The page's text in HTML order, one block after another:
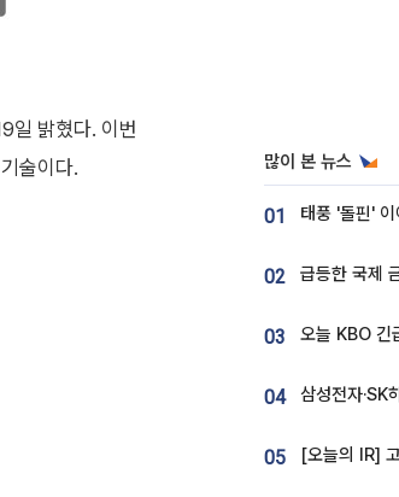
일 밝혔다. 이번
술이다.
많이 본 뉴스
01
02 급등한 국제
03
04
05 [오늘의 IR]